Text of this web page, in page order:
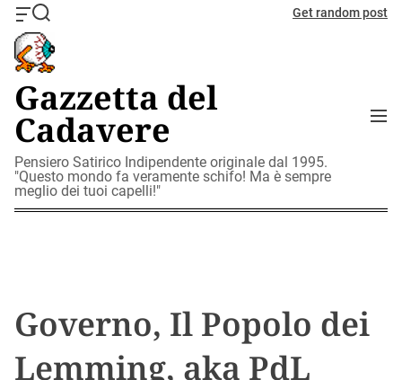
O
f
f
c
a
n
v
a
s
W
i
d
S
e
a
r
c
h
Get random post
Gazzetta del
Cadavere
Pensiero Satirico Indipendente originale dal 1995.
"Questo mondo fa veramente schifo! Ma è sempre
meglio dei tuoi capelli!"
M
Governo, Il Popolo dei
Lemming, aka PdL